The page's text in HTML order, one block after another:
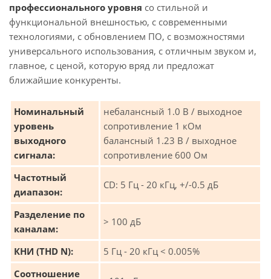
профессионального уровня со стильной и
функциональной внешностью, с современными
технологиями, с обновлением ПО, с возможностями
универсального использования, с отличным звуком и,
главное, с ценой, которую вряд ли предложат
ближайшие конкуренты.
Номинальный
уровень
выходного
сигнала:
небалансный 1.0 В / выходное
сопротивление 1 кОм
балансный 1.23 В / выходное
сопротивление 600 Ом
Частотный
диапазон:
CD: 5 Гц - 20 кГц, +/-0.5 дБ
Разделение по
каналам:
> 100 дБ
КНИ (THD N):
5 Гц - 20 кГц < 0.005%
Соотношение